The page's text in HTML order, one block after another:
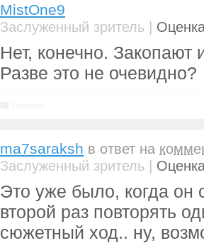
MistOne9
Заслуженный зритель |
Нет, конечно. Закопают
Разве это не очевидно?
ma7saraksh в ответ на
Заслуженный зритель |
Это уже было, когда
второй раз повторять
сюжетный ход.. ну,